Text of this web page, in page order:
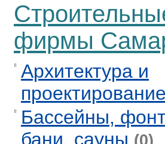
фирмы
Архитектура и
проектирование
Бассейны,
бани, сауны (0)